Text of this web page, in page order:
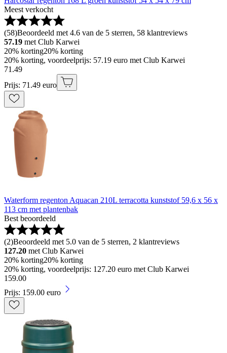
Meest verkocht
(58)Beoordeeld met 4.6 van de 5 sterren, 58 klantreviews
57.19 met Club Karwei
20% korting20% korting
20% korting, voordeelprijs: 57.19 euro met Club Karwei
71 .49
Prijs: 71.49 euro
Waterform regenton Aquacan 210L terracotta kunststof 59,6 x 56 x
113 cm met plantenbak
Best beoordeeld
(2)Beoordeeld met 5.0 van de 5 sterren, 2 klantreviews
127.20 met Club Karwei
20% korting20% korting
20% korting, voordeelprijs: 127.20 euro met Club Karwei
159.00
Prijs: 159.00 euro